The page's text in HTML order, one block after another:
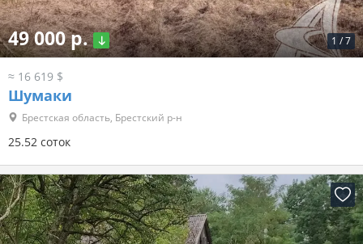
1 /7
49 000 р.
≈ 16 619 $
Шумаки
Брестская область, Брестский р-н
25.52 соток